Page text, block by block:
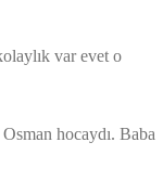
var evet o
hocaydı. Baba